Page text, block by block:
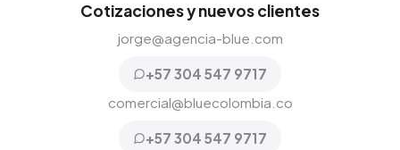
Cotizaciones y nuevos clientes
jorge@agencia-blue.com
+57 304 547 9717
comercial@bluecolombia.co
+57 304 547 9717